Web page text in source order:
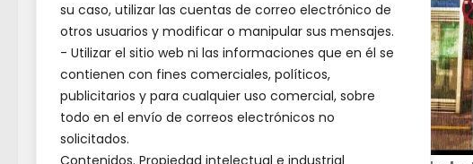
su caso, utilizar las cuentas de correo electrónico de
otros usuarios y modificar o manipular sus mensajes.
- Utilizar el sitio web ni las informaciones que en él se
contienen con fines comerciales, políticos,
publicitarios y para cualquier uso comercial, sobre
todo en el envío de correos electrónicos no
solicitados.
Contenidos. Propiedad intelectual e industrial